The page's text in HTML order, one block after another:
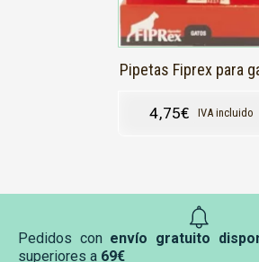
Pipetas Fiprex para
4,75€ IVA incluido
Pedidos con envío gratuito
superiores a 69€